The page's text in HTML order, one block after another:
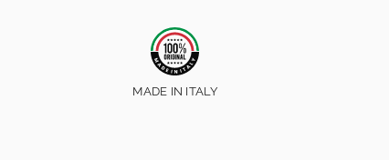
MADE IN ITALY